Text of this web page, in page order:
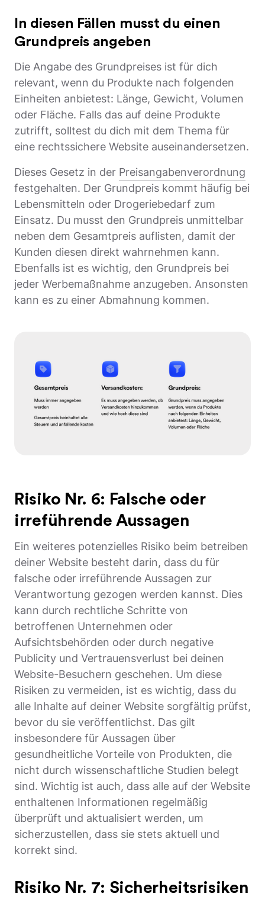
In diesen Fällen musst du einen
Grundpreis angeben
Die Angabe des Grundpreises ist für dich
relevant, wenn du Produkte nach folgenden
Einheiten anbietest: Länge, Gewicht, Volumen
oder Fläche. Falls das auf deine Produkte
zutrifft, solltest du dich mit dem Thema für
eine rechtssichere Website auseinandersetzen.
Dieses Gesetz in der Preisangabenverordnung
festgehalten. Der Grundpreis kommt häufig bei
Lebensmitteln oder Drogeriebedarf zum
Einsatz. Du musst den Grundpreis unmittelbar
neben dem Gesamtpreis auflisten, damit der
Kunden diesen direkt wahrnehmen kann.
Ebenfalls ist es wichtig, den Grundpreis bei
jeder Werbemaßnahme anzugeben. Ansonsten
kann es zu einer Abmahnung kommen.
Risiko Nr. 6: Falsche oder
irreführende Aussagen
Ein weiteres potenzielles Risiko beim betreiben
deiner Website besteht darin, dass du für
falsche oder irreführende Aussagen zur
Verantwortung gezogen werden kannst. Dies
kann durch rechtliche Schritte von
betroffenen Unternehmen oder
Aufsichtsbehörden oder durch negative
Publicity und Vertrauensverlust bei deinen
Website-Besuchern geschehen. Um diese
Risiken zu vermeiden, ist es wichtig, dass du
alle Inhalte auf deiner Website sorgfältig prüfst,
bevor du sie veröffentlichst. Das gilt
insbesondere für Aussagen über
gesundheitliche Vorteile von Produkten, die
nicht durch wissenschaftliche Studien belegt
sind. Wichtig ist auch, dass alle auf der Website
enthaltenen Informationen regelmäßig
überprüft und aktualisiert werden, um
sicherzustellen, dass sie stets aktuell und
korrekt sind.
Risiko Nr. 7: Sicherheitsrisiken